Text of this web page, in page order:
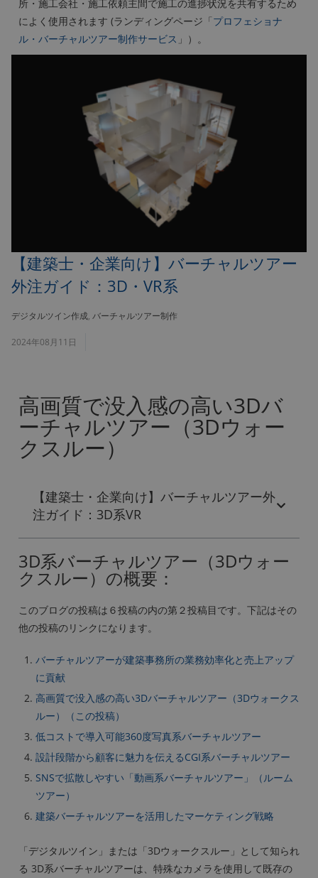
所・施工会社・施工依頼主間で施工の進捗状況を共有するため
によく使用されます (ランディングページ「プロフェショナ
ル・バーチャルツアー制作サービス 」）。
【建築士・企業向け】バーチャルツアー
外注ガイド：3D・VR系
デジタルツイン作成, バーチャルツアー制作
2024年08月11日
高画質で没入感の高い3Dバ
ーチャルツアー（3Dウォー
クスルー）
【建築士・企業向け】バーチャルツアー外
注ガイド：3D系VR
3D系バーチャルツアー（3Dウォー
クスルー）の概要：
このブログの投稿は６投稿の内の第２投稿目です。下記はその
他の投稿のリンクになります。
バーチャルツアーが建築事務所の業務効率化と売上アップ
に貢献
高画質で没入感の高い3Dバーチャルツアー（3Dウォークス
ルー）（この投稿）
低コストで導入可能360度写真系バーチャルツアー
設計段階から顧客に魅力を伝えるCGI系バーチャルツアー
SNSで拡散しやすい「動画系バーチャルツアー」（ルーム
ツアー）
建築バーチャルツアーを活用したマーケティング戦略
「デジタルツイン」または「3Dウォークスルー」として知られ
る 3D系バーチャルツアーは、特殊なカメラを使用して既存の